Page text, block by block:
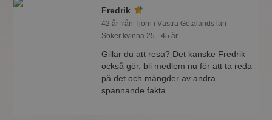
Fredrik
42 år från Tjörn i Västra Götalands län
Söker kvinna 25 - 45 år
Gillar du att resa? Det kanske Fredrik
också gör, bli medlem nu för att ta reda
på det och mängder av andra
spännande fakta.